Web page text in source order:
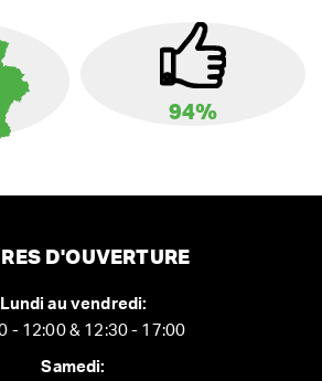
94%
D'OUVERTURE
Lundi au vendredi:
- 12:00 & 12:30 - 17:00
Samedi: